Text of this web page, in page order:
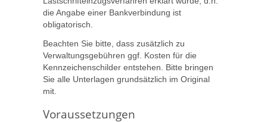
die Angabe einer Bankverbindung ist
obligatorisch.
Beachten Sie bitte, dass zusätzlich zu
Verwaltungsgebühren ggf. Kosten für die
Kennzeichenschilder entstehen. Bitte bringen
Sie alle Unterlagen grundsätzlich im Original
mit.
Voraussetzungen